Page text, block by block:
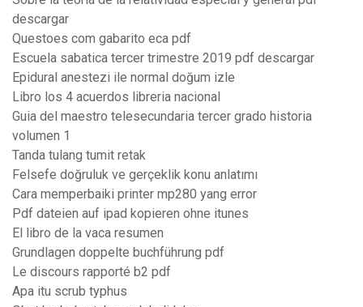
descargar
Questoes com gabarito eca pdf
Escuela sabatica tercer trimestre 2019 pdf descargar
Epidural anestezi ile normal doğum izle
Libro los 4 acuerdos libreria nacional
Guia del maestro telesecundaria tercer grado historia
volumen 1
Tanda tulang tumit retak
Felsefe doğruluk ve gerçeklik konu anlatımı
Cara memperbaiki printer mp280 yang error
Pdf dateien auf ipad kopieren ohne itunes
El libro de la vaca resumen
Grundlagen doppelte buchführung pdf
Le discours rapporté b2 pdf
Apa itu scrub typhus